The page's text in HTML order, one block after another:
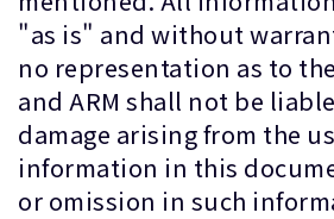
"as is" and without
no representation as to
and ARM shall not be
damage arising from the
information in this
or omission in such